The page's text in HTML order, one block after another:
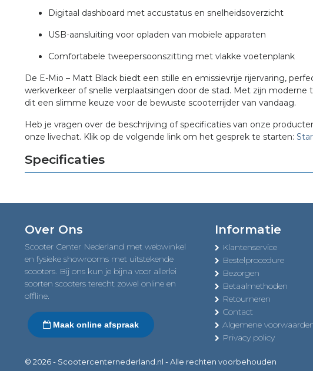
Digitaal dashboard met accustatus en snelheidsoverzicht
USB-aansluiting voor opladen van mobiele apparaten
Comfortabele tweepersoonszitting met vlakke voetenplank
De E-Mio – Matt Black biedt een stille en emissievrije rijervaring,
werkverkeer of snelle verplaatsingen door de stad. Met zijn moderne
dit een slimme keuze voor de bewuste scooterrijder van vandaag.
Heb je vragen over de beschrijving of specificaties van onze
onze livechat. Klik op de volgende link om het gesprek te starten:
Specificaties
Over Ons
Scooter Center Nederland met webwinkel
en fysieke showrooms met uitstekende
scooters. Bij ons kun je bijna voor allerlei
soorten scooters terecht zowel online en
offline.
Maak online afspraak
Informatie
Klantenservice
Bestelprocedure
Bezorgen
Betaalmethoden
Retourneren
Contact
Algemene
Privacy policy
© 2026 - Scootercenternederland.nl - Alle rechten voorbehouden